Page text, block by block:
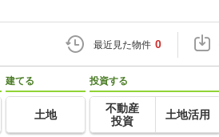
最近見た物件 0
建てる
土地
投資する
不動産
投資
土地活用